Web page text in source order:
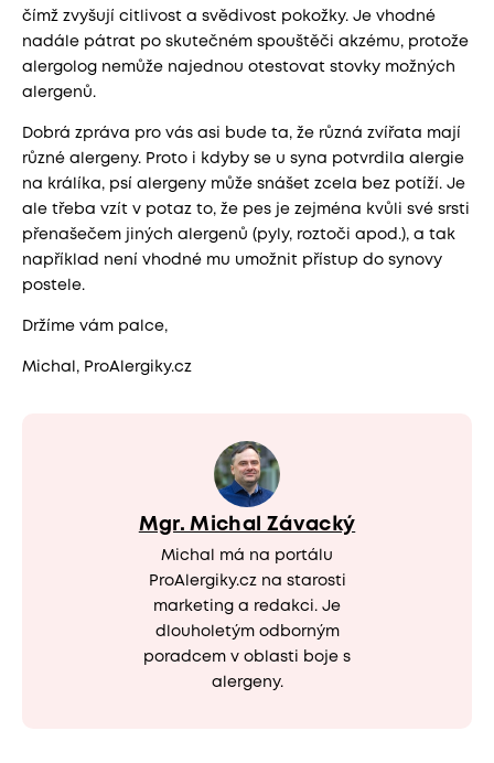
čímž zvyšují citlivost a svědivost pokožky. Je vhodné
nadále pátrat po skutečném spouštěči akzému, protože
alergolog nemůže najednou otestovat stovky možných
alergenů.
Dobrá zpráva pro vás asi bude ta, že různá zvířata mají
různé alergeny. Proto i kdyby se u syna potvrdila alergie
na králíka, psí alergeny může snášet zcela bez potíží. Je
ale třeba vzít v potaz to, že pes je zejména kvůli své srsti
přenašečem jiných alergenů (pyly, roztoči apod.), a tak
například není vhodné mu umožnit přístup do synovy
postele.
Držíme vám palce,
Michal, ProAlergiky.cz
Mgr. Michal Závacký
Michal má na portálu
ProAlergiky.cz na starosti
marketing a redakci. Je
dlouholetým odborným
poradcem v oblasti boje s
alergeny.